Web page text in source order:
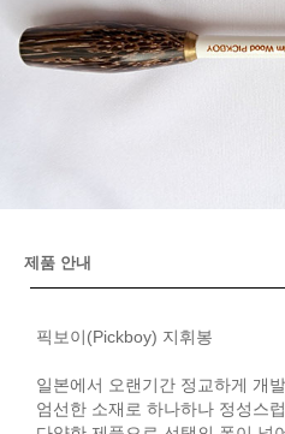
제품 안내
픽보이(Pickboy) 지휘봉
일본에서 오랜기간 정교하게 개
엄선한 소재로 하나하나 정성스